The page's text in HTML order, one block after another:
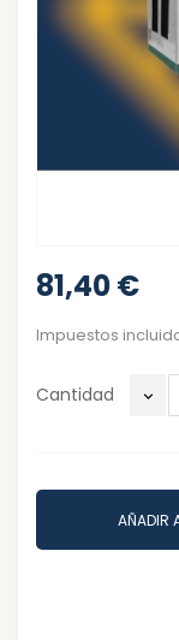
81,40 €
Impuestos
Cantidad
AÑADIR